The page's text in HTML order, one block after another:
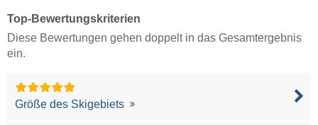
Top-Bewertungskriterien
Diese Bewertungen gehen doppelt in das Gesamtergebnis
ein.
Größe des Skigebiets